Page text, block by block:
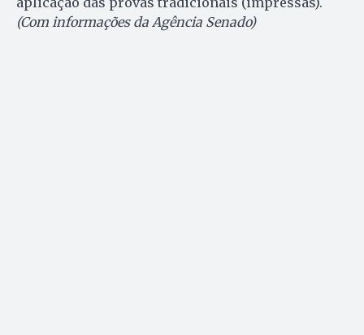
(Com informações da Agência Senado)